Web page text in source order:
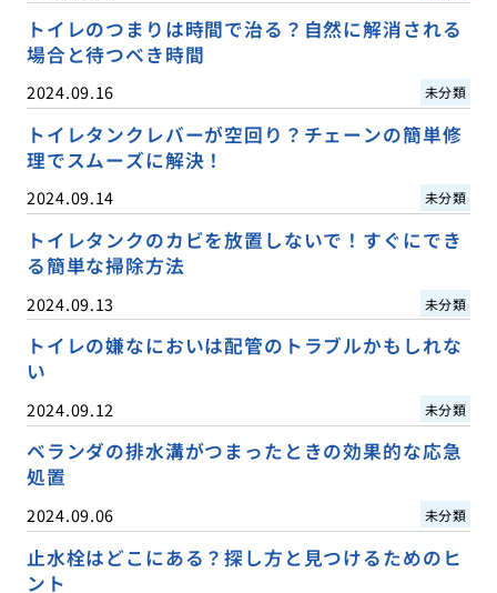
トイレのつまりは時間で治る？自然に解消される
場合と待つべき時間
2024.09.16 未分類
トイレタンクレバーが空回り？チェーンの簡単修
理でスムーズに解決！
2024.09.14 未分類
トイレタンクのカビを放置しないで！すぐにでき
る簡単な掃除方法
2024.09.13 未分類
トイレの嫌なにおいは配管のトラブルかもしれな
い
2024.09.12 未分類
ベランダの排水溝がつまったときの効果的な応急
処置
2024.09.06 未分類
止水栓はどこにある？探し方と見つけるためのヒ
ント